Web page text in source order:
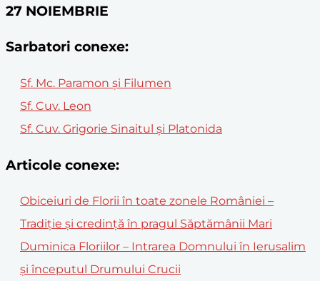
27 NOIEMBRIE
Sarbatori conexe:
Sf. Mc. Paramon și Filumen
Sf. Cuv. Leon
Sf. Cuv. Grigorie Sinaitul și Platonida
Articole conexe:
Obiceiuri de Florii în toate zonele României –
Tradiție și credință în pragul Săptămânii Mari
Duminica Floriilor – Intrarea Domnului în Ierusalim
și începutul Drumului Crucii